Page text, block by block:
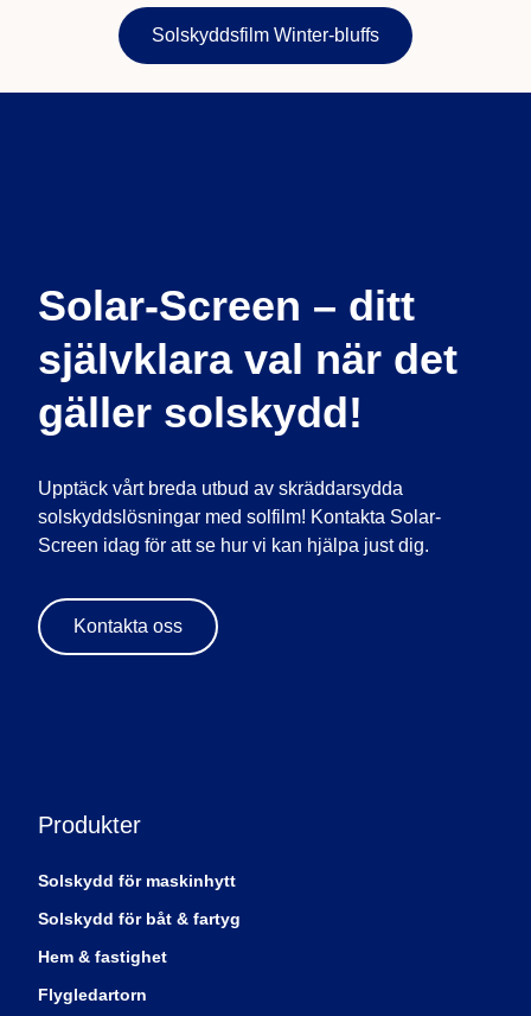
Solskyddsfilm Winter-bluffs
Solar-Screen – ditt
självklara val när det
gäller solskydd!
Upptäck vårt breda utbud av skräddarsydda
solskyddslösningar med solfilm! Kontakta Solar-
Screen idag för att se hur vi kan hjälpa just dig.
Kontakta oss
Produkter
Solskydd för maskinhytt
Solskydd för båt & fartyg
Hem & fastighet
Flygledartorn